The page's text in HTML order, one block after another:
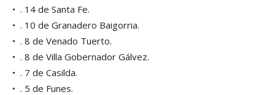
• . 14 de Santa Fe.
• . 10 de Granadero Baigorria.
• . 8 de Venado Tuerto.
• . 8 de Villa Gobernador Gálvez.
• . 7 de Casilda.
• . 5 de Funes.